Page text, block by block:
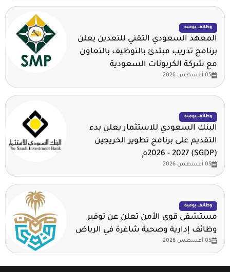
وظائف يومية
المعهد السعودي التقني للتعدين يعلن
برنامج تدريب مبتدئ بالتوظيف بالتعاون
مع شركة الكربونات السعودية
05 أغسطس 2026
وظائف يومية
البنك السعودي للاستثمار يعلن بدء
التقديم على برنامج تطوير الخريجين
(SGDP) 2026 - 2027م
05 أغسطس 2026
وظائف يومية
مستشفى قوى الأمن تعلن عن توفير
وظائف إدارية وصحية شاغرة في الرياض
05 أغسطس 2026